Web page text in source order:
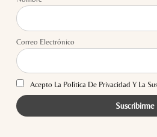
Correo Electrónico
Acepto La Política De Privacidad Y La